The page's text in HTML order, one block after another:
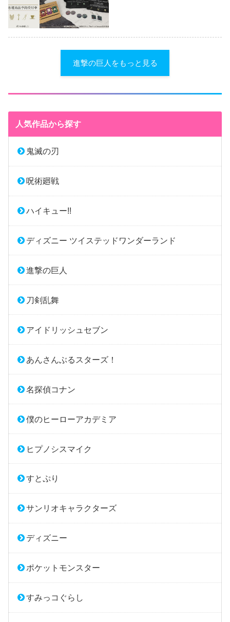
進撃の巨人をもっと見る
人気作品から探す
鬼滅の刃
呪術廻戦
ハイキュー!!
ディズニー ツイステッドワンダーランド
進撃の巨人
刀剣乱舞
アイドリッシュセブン
あんさんぶるスターズ！
名探偵コナン
僕のヒーローアカデミア
ヒプノシスマイク
すとぷり
サンリオキャラクターズ
ディズニー
ポケットモンスター
すみっコぐらし